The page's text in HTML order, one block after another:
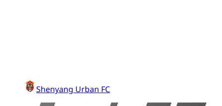
Shenyang Urban FC